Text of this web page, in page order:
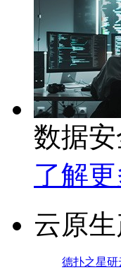
数据
了解更
云原
德扑之星